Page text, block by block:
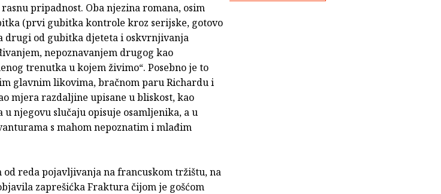
pripadnost. Oba njezina romana, osim
(prvi gubitka kontrole kroz serijske, gotovo
drugi od gubitka djeteta i oskvrnjivanja
nepoznavanjem drugog kao
trenutka u kojem živimo“. Posebno je to
glavnim likovima, bračnom paru Richardu i
mjera razdaljine upisane u bliskost, kao
njegovu slučaju opisuje osamljenika, a u
s mahom nepoznatim i mlađim
reda pojavljivanja na francuskom tržištu, na
zaprešićka Fraktura čijom je gošćom